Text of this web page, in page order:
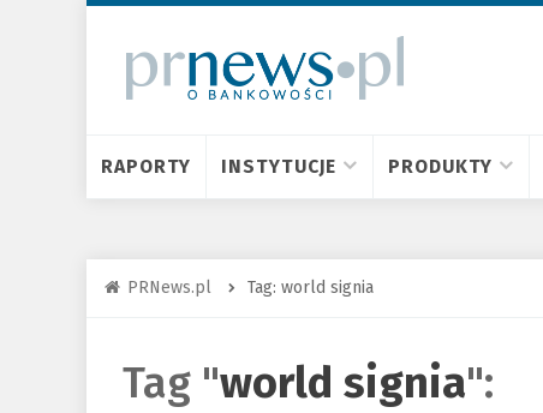
RAPORTY INSTYTUCJE PRODUKTY
PRNews.pl Tag: world signia
Tag "world signia":